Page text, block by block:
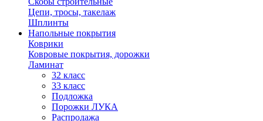
Цепи, тросы, такелаж
Шплинты
Напольные покрытия
Коврики
Ковровые покрытия, дорожки
Ламинат
32 класс
33 класс
Подложка
Порожки ЛУКА
Распродажа